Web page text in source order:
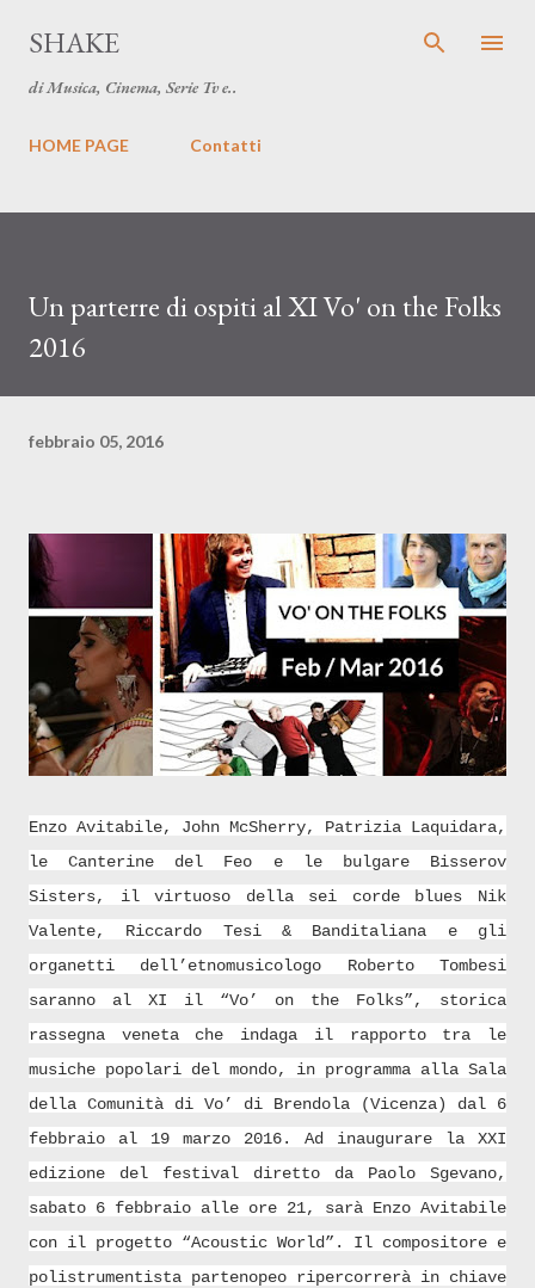
SHAKE
di Musica, Cinema, Serie Tv e..
HOME PAGE Contatti
Un parterre di ospiti al XI Vo' on the Folks
2016
febbraio 05, 2016
Enzo Avitabile, John McSherry, Patrizia Laquidara,
le Canterine del Feo e le bulgare Bisserov
Sisters, il virtuoso della sei corde blues Nik
Valente, Riccardo Tesi & Banditaliana e gli
organetti dell’etnomusicologo Roberto Tombesi
saranno al XI il “Vo’ on the Folks”, storica
rassegna veneta che indaga il rapporto tra le
musiche popolari del mondo, in programma alla Sala
della Comunità di Vo’ di Brendola (Vicenza) dal 6
febbraio al 19 marzo 2016. Ad inaugurare la XXI
edizione del festival diretto da Paolo Sgevano,
sabato 6 febbraio alle ore 21, sarà Enzo Avitabile
con il progetto “Acoustic World”. Il compositore e
polistrumentista partenopeo ripercorrerà in chiave